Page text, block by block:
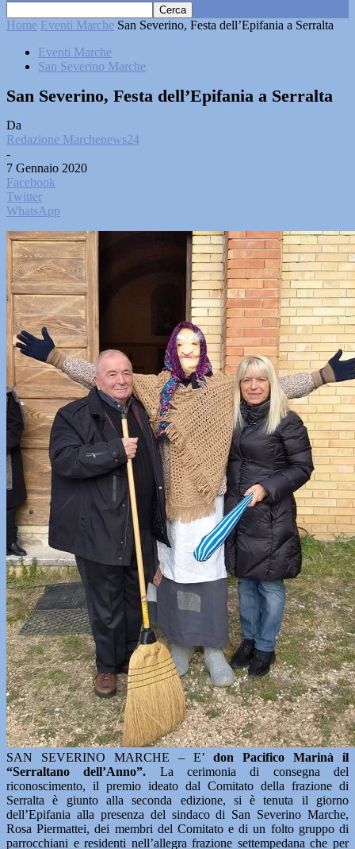
Home Eventi Marche San Severino, Festa dell’Epifania a Serralta
Eventi Marche
San Severino Marche
San Severino, Festa dell’Epifania a Serralta
Da
Redazione Marchenews24
-
7 Gennaio 2020
Facebook
Twitter
WhatsApp
SAN SEVERINO MARCHE – E’ don Pacifico Marinà il
“Serraltano dell’Anno”. La cerimonia di consegna del
riconoscimento, il premio ideato dal Comitato della frazione di
Serralta è giunto alla seconda edizione, si è tenuta il giorno
dell’Epifania alla presenza del sindaco di San Severino Marche,
Rosa Piermattei, dei membri del Comitato e di un folto gruppo di
parrocchiani e residenti nell’allegra frazione settempedana che per